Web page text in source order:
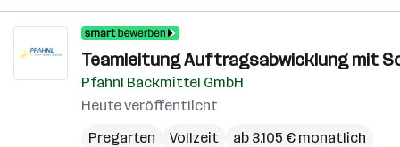
Teamleitung Auftragsabwicklung mit
Pfahnl Backmittel GmbH
Heute veröffentlicht
Pregarten
Vollzeit ab 3.105 € monatlich